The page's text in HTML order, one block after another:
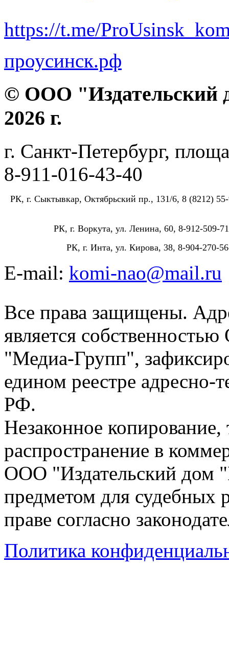
https://t.me/
проусинск.рф
© ООО "Издательский
2026 г.
г. Санкт-Петербург,
8-911-016-43-40
РК, г. Сыктывкар, Октябрьский пр., 131/6, 8 (8212)
РК, г. Воркута, ул. Ленина, 60, 8-912-509-
РК, г. Инта, ул. Кирова, 38, 8-904-270-
E-mail: komi-nao@mail.ru
Все права защищены.
является
"Медиа-Групп",
едином реестре адресно-
РФ.
Незаконное
распространение в
ООО "Издательский дом
предметом для судебных
праве согласно
Политика